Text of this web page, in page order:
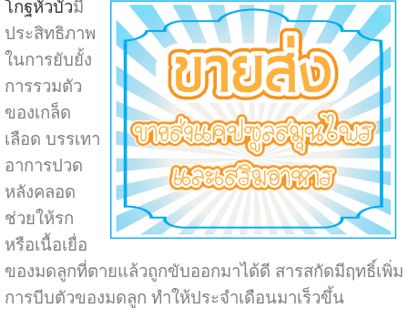
โกฐหัวบัวมี
ประสิทธิภาพ
ในการยับยั้ง
การรวมตัว
ของเกล็ด
เลือด บรรเทา
อาการปวด
หลังคลอด
ช่วยให้รก
หรือเนื้อเยื่อ
ของมดลูกที่ตายแล้วถูกขับออกมาได้ดี สารสกัดมีฤทธิ์เพิ่ม
การบีบตัวของมดลูก ทำให้ประจำเดือนมาเร็วขึ้น